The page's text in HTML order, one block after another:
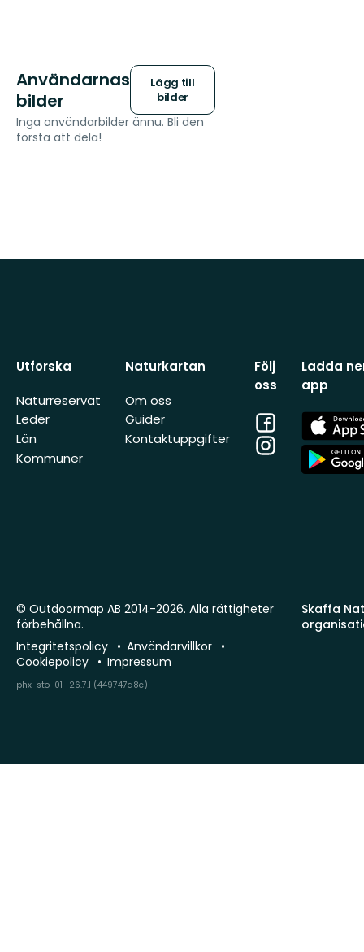
Användarnas
bilder
Lägg till
bilder
Inga användarbilder ännu. Bli den
första att dela!
Utforska
Naturreservat
Leder
Län
Kommuner
Naturkartan
Om oss
Guider
Kontaktuppgifter
Följ
oss
Facebook
Instagram
Ladda
app
App
Store
App
Store
Skaffa
© Outdoormap AB 2014-2026. Alla rättigheter
förbehållna.
Integritetspolicy
Användarvillkor
Cookiepolicy
Impressum
phx-sto-01 · 26.7.1 (449747a8c)